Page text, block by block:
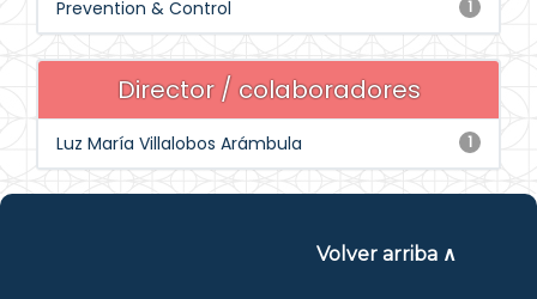
1
Prevention & Control
Director / colaboradores
1
Luz María Villalobos Arámbula
Volver arriba ∧